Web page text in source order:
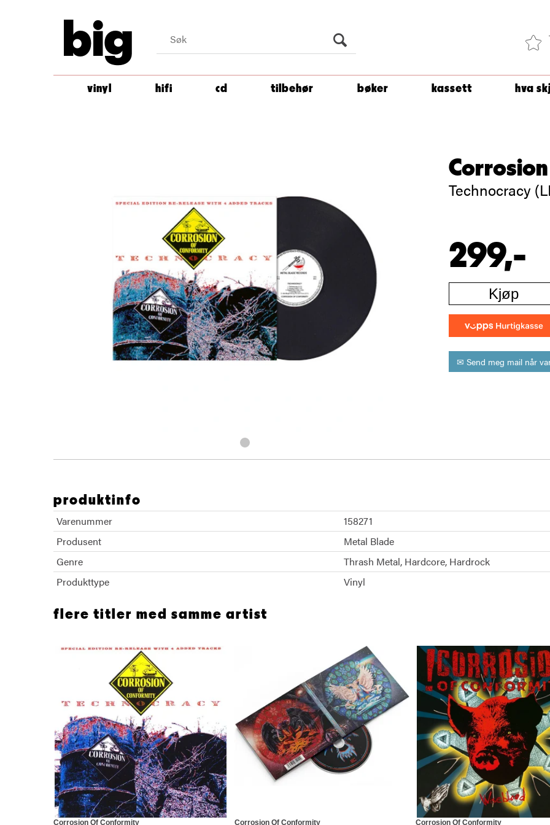
big
vinyl hifi cd tilbehør bøker kassett hva
Technocracy
299,-
Kjøp
✉ Send meg mail når
produktinfo
Varenummer
158271
Produsent
Metal Blade
Genre
Thrash Metal Hardcore Hardrock
Produkttype
Vinyl
flere titler med samme artist
Corrosion Of Conformity Corrosion Of Conformity Corrosion Of Conformity